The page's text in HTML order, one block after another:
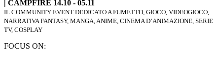
| CAMPFIRE 14.10 - 05.11
IL COMMUNITY EVENT DEDICATO A FUMETTO, GIOCO, VIDEOGIOCO,
NARRATIVA FANTASY, MANGA, ANIME, CINEMA D’ANIMAZIONE, SERIE
TV, COSPLAY
FOCUS ON: